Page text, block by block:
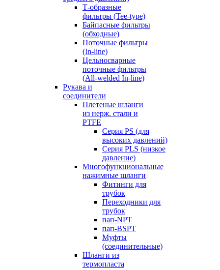
Т-образные
фильтры (Tee-type)
Байпасные фильтры
(обходные)
Поточные фильтры
(In-line)
Цельносварные
поточные фильтры
(All-welded In-line)
Рукава и
соединители
Плетеные шланги
из нерж. стали и
PTFE
Серия PS (для
высоких давлений)
Серия PLS (низкое
давление)
Многофункциональные
нажимные шланги
Фитинги для
трубок
Переходники для
трубок
пап-NPT
пап-BSPT
Муфты
(соединительные)
Шланги из
термопласта